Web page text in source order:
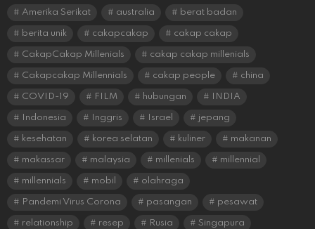
Amerika Serikat australia berat badan
berita unik cakapcakap cakap cakap
CakapCakap Millenials cakap cakap millenials
Cakapcakap Millennials cakap people china
COVID-19 FILM hubungan INDIA
Indonesia Inggris Israel jepang
kesehatan korea selatan kuliner makanan
makassar malaysia millenials millennial
millennials mobil olahraga
Pandemi Virus Corona pasangan pesawat
relationship resep Rusia Singapura